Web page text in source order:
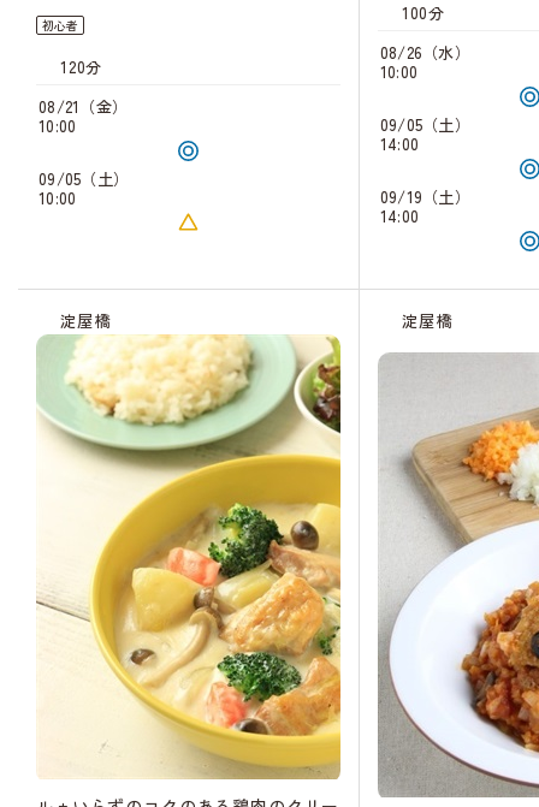
初心者
120分
08/21（金）
10:00
09/05（土）
10:00
100分
08/26（水）
10:00
09/05（土）
14:00
09/19（土）
14:00
淀屋橋 淀屋橋